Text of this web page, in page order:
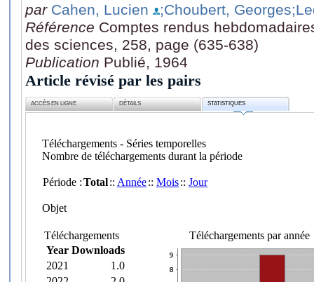
par Cahen, Lucien ;Choubert, Georges
Référence Comptes rendus
des sciences, 258, page (635-638)
Publication Publié, 1964
Article révisé par les pairs
ACCÈS EN LIGNE DÉTAILS STATISTIQUES